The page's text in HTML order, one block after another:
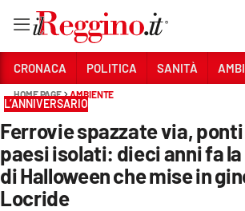
Sezioni
CRONACA
POLITICA
SANITÀ
CRONACA POLITICA SANITÀ
HOME PAGE AMBIENTE
L’ANNIVERSARIO
Ferrovie spazzate via,
paesi isolati: dieci anni fa
di Halloween che mise in
Locride